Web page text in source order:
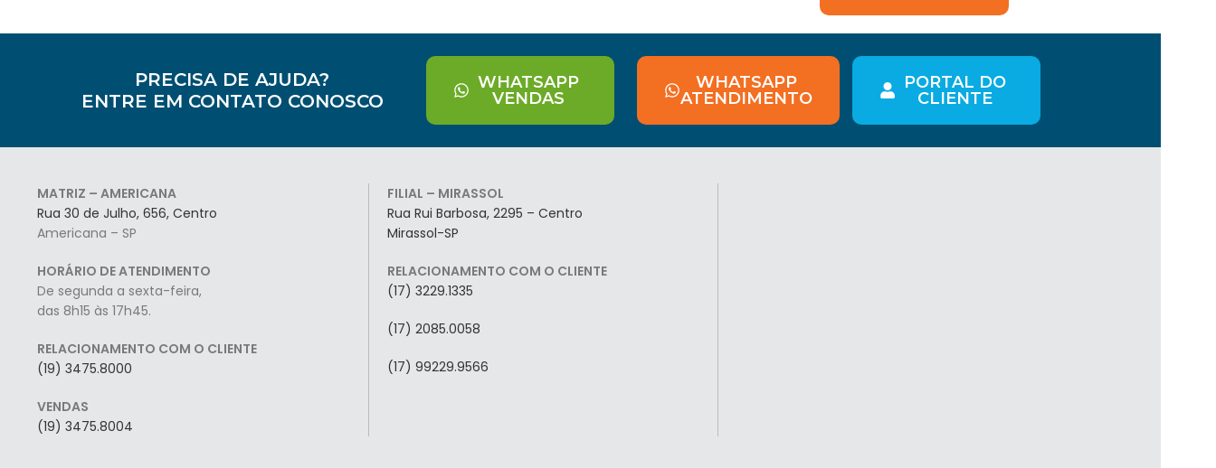
PRECISA DE AJUDA?
ENTRE EM CONTATO CONOSCO
WHATSAPP
VENDAS
WHATSAPP
ATENDIMENTO
PORTAL DO
CLIENTE
MATRIZ – AMERICANA
Rua 30 de Julho, 656, Centro
Americana – SP
HORÁRIO DE ATENDIMENTO
De segunda a sexta-feira,
das 8h15 às 17h45.
RELACIONAMENTO COM O CLIENTE
(19) 3475.8000
VENDAS
(19) 3475.8004
FILIAL – MIRASSOL
Rua Rui Barbosa, 2295 – Centro
Mirassol-SP
RELACIONAMENTO COM O CLIENTE
(17) 3229.1335
(17) 2085.0058
(17) 99229.9566